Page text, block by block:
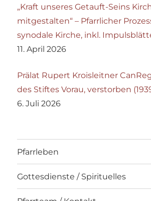
„Kraft unseres Getauft-Seins
mitgestalten“ – Pfarrlicher
synodale Kirche, inkl.
11. April 2026
Prälat Rupert Kroisleitner
des Stiftes Vorau, verstorben
6. Juli 2026
Pfarrleben
Gottesdienste / Spirituelles